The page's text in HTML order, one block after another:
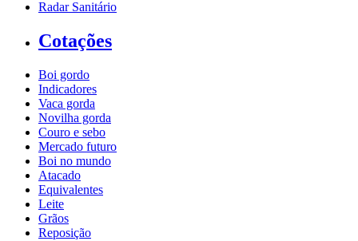
Radar Sanitário
Cotações
Boi gordo
Indicadores
Vaca gorda
Novilha gorda
Couro e sebo
Mercado futuro
Boi no mundo
Atacado
Equivalentes
Leite
Grãos
Reposição